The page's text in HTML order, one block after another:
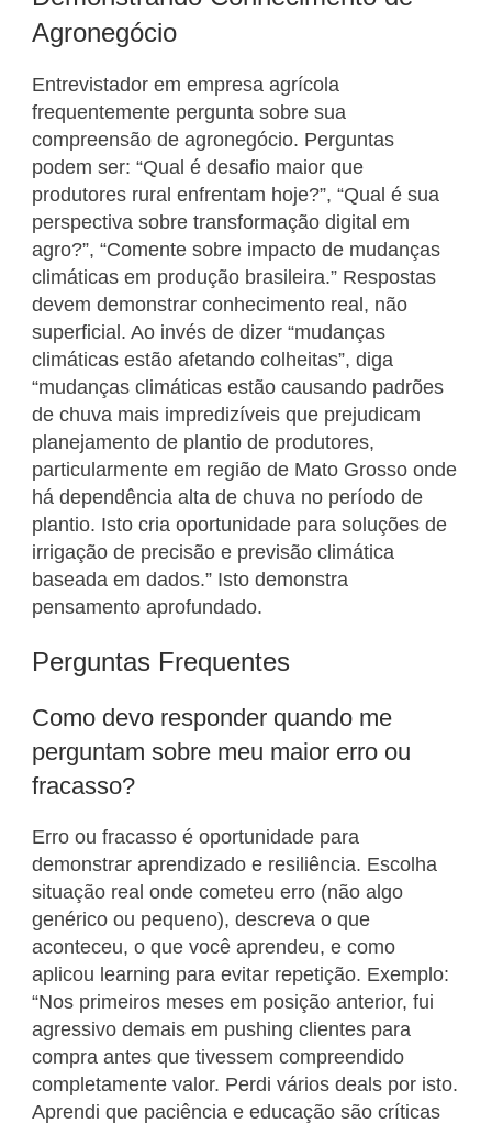
Agronegócio
Entrevistador em empresa agrícola
frequentemente pergunta sobre sua
compreensão de agronegócio. Perguntas
podem ser: “Qual é desafio maior que
produtores rural enfrentam hoje?”, “Qual é sua
perspectiva sobre transformação digital em
agro?”, “Comente sobre impacto de mudanças
climáticas em produção brasileira.” Respostas
devem demonstrar conhecimento real, não
superficial. Ao invés de dizer “mudanças
climáticas estão afetando colheitas”, diga
“mudanças climáticas estão causando padrões
de chuva mais impredizíveis que prejudicam
planejamento de plantio de produtores,
particularmente em região de Mato Grosso onde
há dependência alta de chuva no período de
plantio. Isto cria oportunidade para soluções de
irrigação de precisão e previsão climática
baseada em dados.” Isto demonstra
pensamento aprofundado.
Perguntas Frequentes
Como devo responder quando me
perguntam sobre meu maior erro ou
fracasso?
Erro ou fracasso é oportunidade para
demonstrar aprendizado e resiliência. Escolha
situação real onde cometeu erro (não algo
genérico ou pequeno), descreva o que
aconteceu, o que você aprendeu, e como
aplicou learning para evitar repetição. Exemplo:
“Nos primeiros meses em posição anterior, fui
agressivo demais em pushing clientes para
compra antes que tivessem compreendido
completamente valor. Perdi vários deals por isto.
Aprendi que paciência e educação são críticas